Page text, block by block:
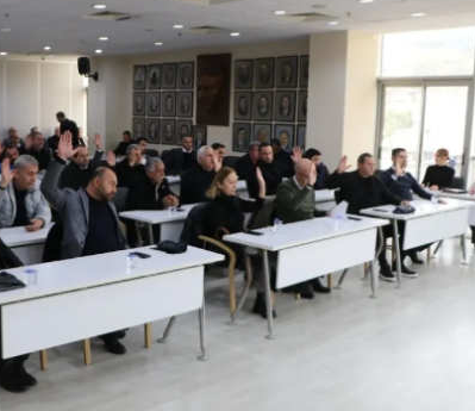
Tunceli
Şanlıurfa
Uşak
Van
Yozgat
Zonguldak
Bayburt